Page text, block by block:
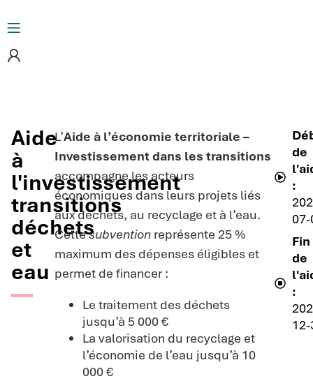
Aide
à
l'investissement
transitions
déchets
et
eau
L’Aide à l’économie territoriale –
Investissement dans les transitions
accompagne les acteurs
économiques dans leurs projets liés
aux déchets, au recyclage et à l’eau.
Cettesubventionreprésente 25 %
maximum des dépenses éligibles et
permet de financer :
Le traitement des déchets
jusqu’à 5 000 €
La valorisation du recyclage et
l’économie de l’eau jusqu’à 10
000 €
de
:
Fin
de
: